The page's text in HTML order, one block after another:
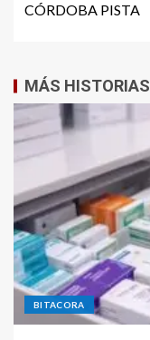
CÓRDOBA PISTA
MÁS HISTORIAS
BITACORA